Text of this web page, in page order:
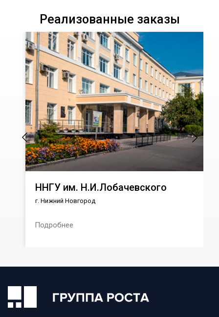
Реализованные заказы
ННГУ им. Н.И.Лобачевского
г. Нижний Новгород
Подробнее